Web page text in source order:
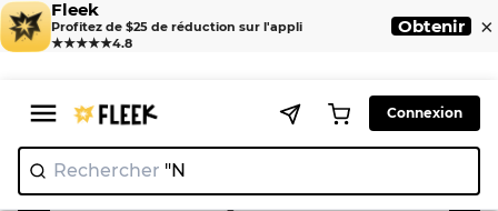
Fleek
Profitez de $25 de réduction sur l'appli
★★★★★4.8
Obtenir ×
Connexion
Rechercher "Nike"
Home > Crop tops > Superbes robes de nuit.